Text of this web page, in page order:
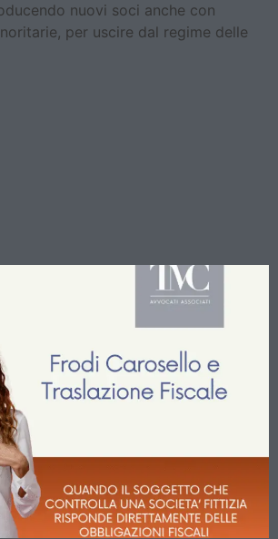
nuovi soci anche con
per uscire dal regime delle